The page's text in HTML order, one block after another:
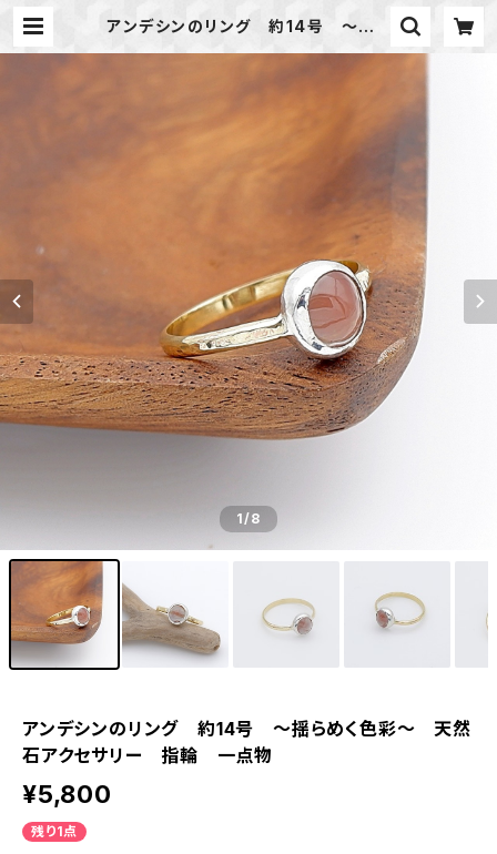
アンデシンのリング 約14号 ～揺ら
輪 一点物 | 天然石のアクセサリーS
hop *macari* マカリ ハンドメイ
ドアクセサリー
1/8
アンデシンのリング 約14号 ～揺らめく色彩～ 天然
石アクセサリー 指輪 一点物
¥5,800
残り1点